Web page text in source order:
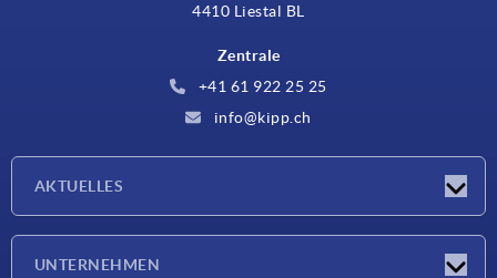
4410 Liestal BL
Zentrale
+41 61 922 25 25
info@kipp.ch
AKTUELLES
UNTERNEHMEN